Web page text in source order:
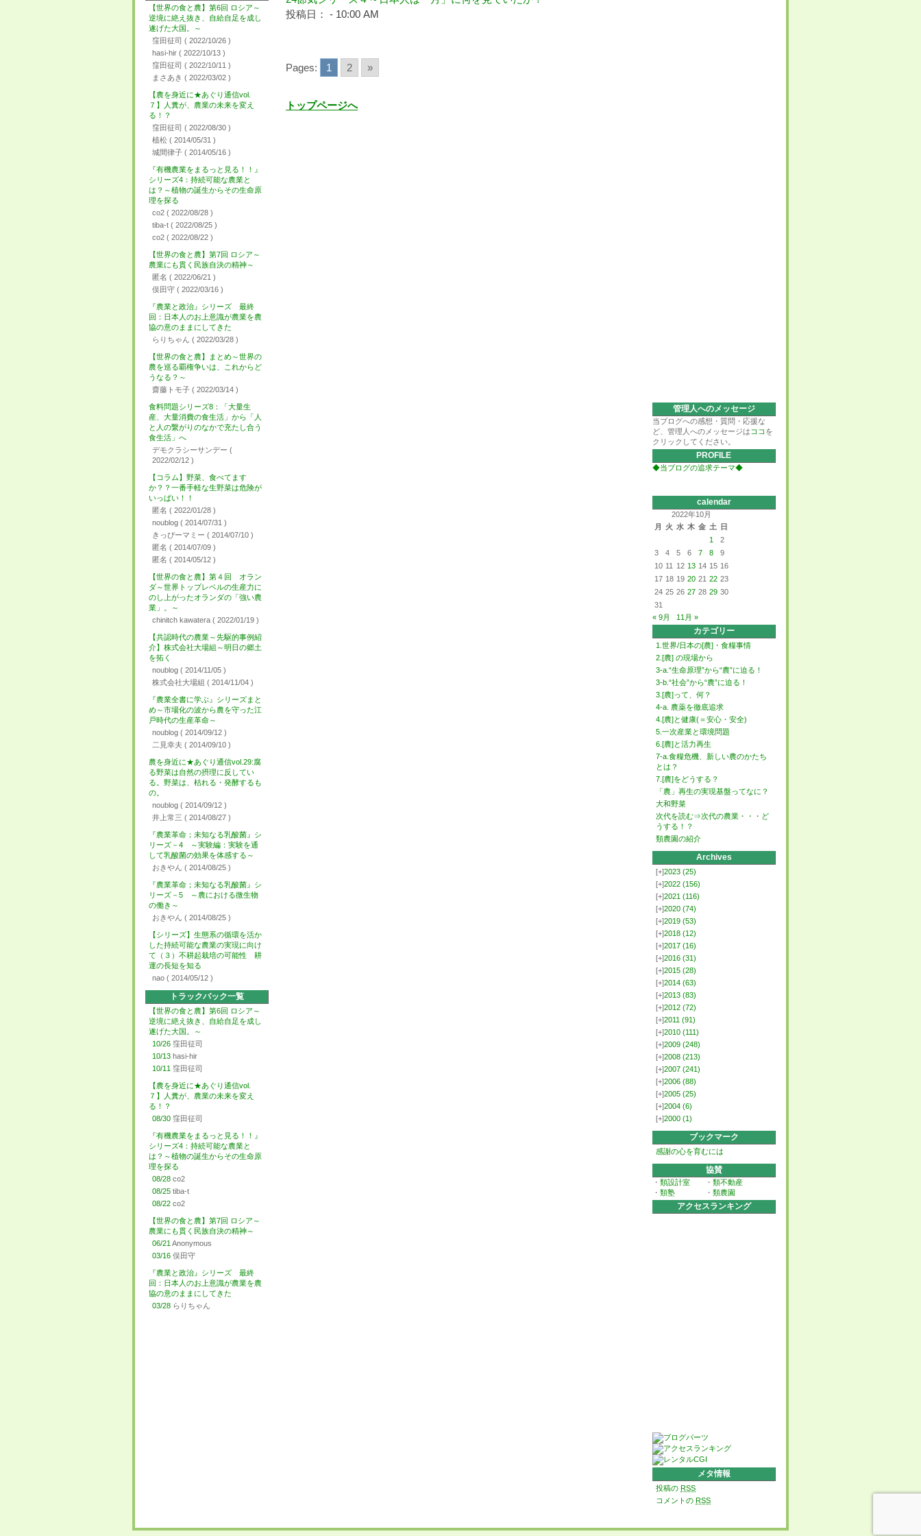
【世界の食と農】第6回 ロシア～
逆境に絶え抜き、自給自足を成し
遂げた大国。～
窪田征司 ( 2022/10/26 )
hasi-hir ( 2022/10/13 )
窪田征司 ( 2022/10/11 )
まさあき ( 2022/03/02 )
【農を身近に★あぐり通信vol.
７】人糞が、農業の未来を変え
る！？
窪田征司 ( 2022/08/30 )
植松 ( 2014/05/31 )
城間律子 ( 2014/05/16 )
『有機農業をまるっと見る！！』
シリーズ4：持続可能な農業と
は？～植物の誕生からその生命原
理を探る
co2 ( 2022/08/28 )
tiba-t ( 2022/08/25 )
co2 ( 2022/08/22 )
【世界の食と農】第7回 ロシア～
農業にも貫く民族自決の精神～
匿名 ( 2022/06/21 )
俣田守 ( 2022/03/16 )
『農業と政治』シリーズ 最終
回：日本人のお上意識が農業を農
協の意のままにしてきた
らりちゃん ( 2022/03/28 )
【世界の食と農】まとめ～世界の
農を巡る覇権争いは、これからど
うなる？～
齋藤トモ子 ( 2022/03/14 )
食料問題シリーズ8：「大量生
産、大量消費の食生活」から「人
と人の繋がりのなかで充たし合う
食生活」へ
デモクラシーサンデー (
2022/02/12 )
【コラム】野菜、食べてます
か？？一番手軽な生野菜は危険が
いっぱい！！
匿名 ( 2022/01/28 )
noublog ( 2014/07/31 )
きっぴーマミー ( 2014/07/10 )
匿名 ( 2014/07/09 )
匿名 ( 2014/05/12 )
【世界の食と農】第４回 オラン
ダ～世界トップレベルの生産力に
のし上がったオランダの「強い農
業」。～
chinitch kawatera ( 2022/01/19 )
【共認時代の農業～先駆的事例紹
介】株式会社大場組～明日の郷土
を拓く
noublog ( 2014/11/05 )
株式会社大場組 ( 2014/11/04 )
『農業全書に学ぶ』シリーズまと
め～市場化の波から農を守った江
戸時代の生産革命～
noublog ( 2014/09/12 )
二見幸夫 ( 2014/09/10 )
農を身近に★あぐり通信vol.29:腐
る野菜は自然の摂理に反してい
る。野菜は、枯れる・発酵するも
の。
noublog ( 2014/09/12 )
井上常三 ( 2014/08/27 )
『農業革命；未知なる乳酸菌』シ
リーズ－4 ～実験編：実験を通
して乳酸菌の効果を体感する～
おきやん ( 2014/08/25 )
『農業革命；未知なる乳酸菌』シ
リーズ－5 ～農における微生物
の働き～
おきやん ( 2014/08/25 )
【シリーズ】生態系の循環を活か
した持続可能な農業の実現に向け
て（３）不耕起栽培の可能性 耕
運の長短を知る
nao ( 2014/05/12 )
トラックバック一覧
【世界の食と農】第6回 ロシア～
逆境に絶え抜き、自給自足を成し
遂げた大国。～
10/26 窪田征司
10/13 hasi-hir
10/11 窪田征司
【農を身近に★あぐり通信vol.
７】人糞が、農業の未来を変え
る！？
08/30 窪田征司
『有機農業をまるっと見る！！』
シリーズ4：持続可能な農業と
は？～植物の誕生からその生命原
理を探る
08/28 co2
08/25 tiba-t
08/22 co2
【世界の食と農】第7回 ロシア～
農業にも貫く民族自決の精神～
06/21 Anonymous
03/16 俣田守
『農業と政治』シリーズ 最終
回：日本人のお上意識が農業を農
協の意のままにしてきた
03/28 らりちゃん
投稿日： - 10:00 AM
Pages: 1 2 »
トップページへ
管理人へのメッセージ
当ブログへの感想・質問・応援な
ど、管理人へのメッセージは ココ を
クリックしてください。
PROFILE
◆当ブログの追求テーマ◆
calendar
2022年10月
月
火 水 木 金 土
日
1
2
3
4 5 6 7 8
9
10 11 12 13 14 15 16
17 18 19 20 21 22 23
24 25 26 27 28 29 30
31
« 9月
11月 »
カテゴリー
1.世界/日本の[農]・食糧事情
2.[農] の現場から
3-a.“生命原理”から“農”に迫る！
3-b.“社会”から“農”に迫る！
3.[農]って、何？
4-a. 農薬を徹底追求
4.[農]と健康(＝安心・安全)
5.一次産業と環境問題
6.[農]と活力再生
7-a.食糧危機、新しい農のかたち
とは？
7.[農]をどうする？
「農」再生の実現基盤ってなに？
大和野菜
次代を読む⇒次代の農業・・・ど
うする！？
類農園の紹介
Archives
[+]2023 (25)
[+]2022 (156)
[+]2021 (116)
[+]2020 (74)
[+]2019 (53)
[+]2018 (12)
[+]2017 (16)
[+]2016 (31)
[+]2015 (28)
[+]2014 (63)
[+]2013 (83)
[+]2012 (72)
[+]2011 (91)
[+]2010 (111)
[+]2009 (248)
[+]2008 (213)
[+]2007 (241)
[+]2006 (88)
[+]2005 (25)
[+]2004 (6)
[+]2000 (1)
ブックマーク
感謝の心を育むには
協賛
・ 類設計室 ・ 類不動産
・ 類塾 ・ 類農園
アクセスランキング
メタ情報
投稿の RSS
コメントの RSS